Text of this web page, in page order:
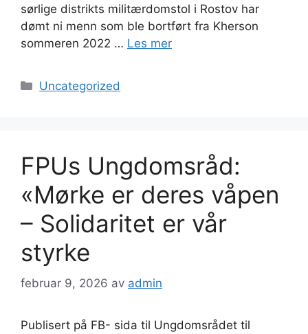
sørlige distrikts militærdomstol i Rostov har
dømt ni menn som ble bortført fra Kherson
sommeren 2022 … Les mer
Kategorier
Uncategorized
FPUs Ungdomsråd:
«Mørke er deres våpen
– Solidaritet er vår
styrke
februar 9, 2026 av admin
Publisert på FB- sida til Ungdomsrådet til